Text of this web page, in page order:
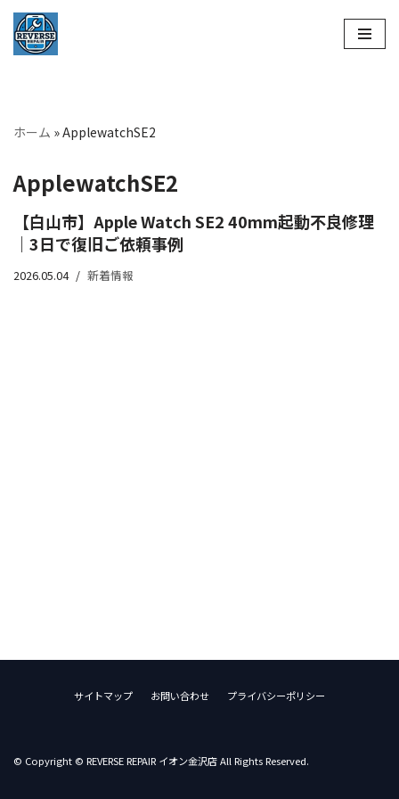
コ
ツ
ス
ッ
プ
ホーム »ApplewatchSE2
ApplewatchSE2
【白山市】Apple Watch SE2 40mm起動不良修理
｜3日で復旧ご依頼事例
2026.05.04 新着情報
サイトマップ お問い合わせ プライバシーポリシー
© Copyright © REVERSE REPAIR イオン金沢店 All Rights Reserved.